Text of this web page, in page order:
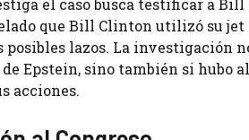
el caso busca testificar a
que Bill Clinton utilizó su
lazos. La investigación
Epstein, sino también si
acciones.